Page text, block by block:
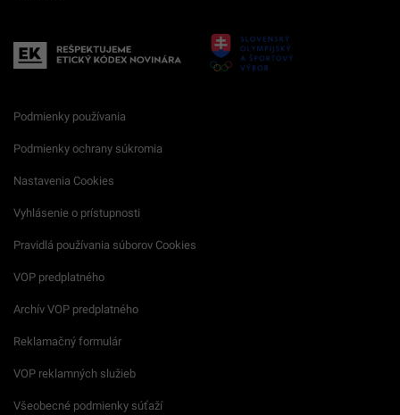
Podmienky používania
Podmienky ochrany súkromia
Nastavenia Cookies
Vyhlásenie o prístupnosti
Pravidlá používania súborov Cookies
VOP predplatného
Archív VOP predplatného
Reklamačný formulár
VOP reklamných služieb
Všeobecné podmienky súťaží